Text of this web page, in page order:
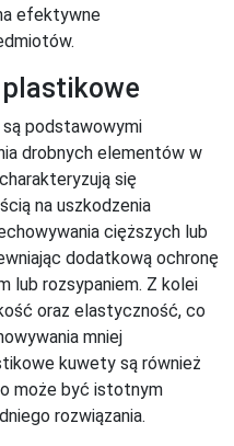
efektywne
podstawowymi
drobnych elementów w
charakteryzują się
na uszkodzenia
cięższych lub
dodatkową ochronę
lub rozsypaniem. Z kolei
oraz elastyczność, co
mniej
kuwety są również
może być istotnym
rozwiązania.